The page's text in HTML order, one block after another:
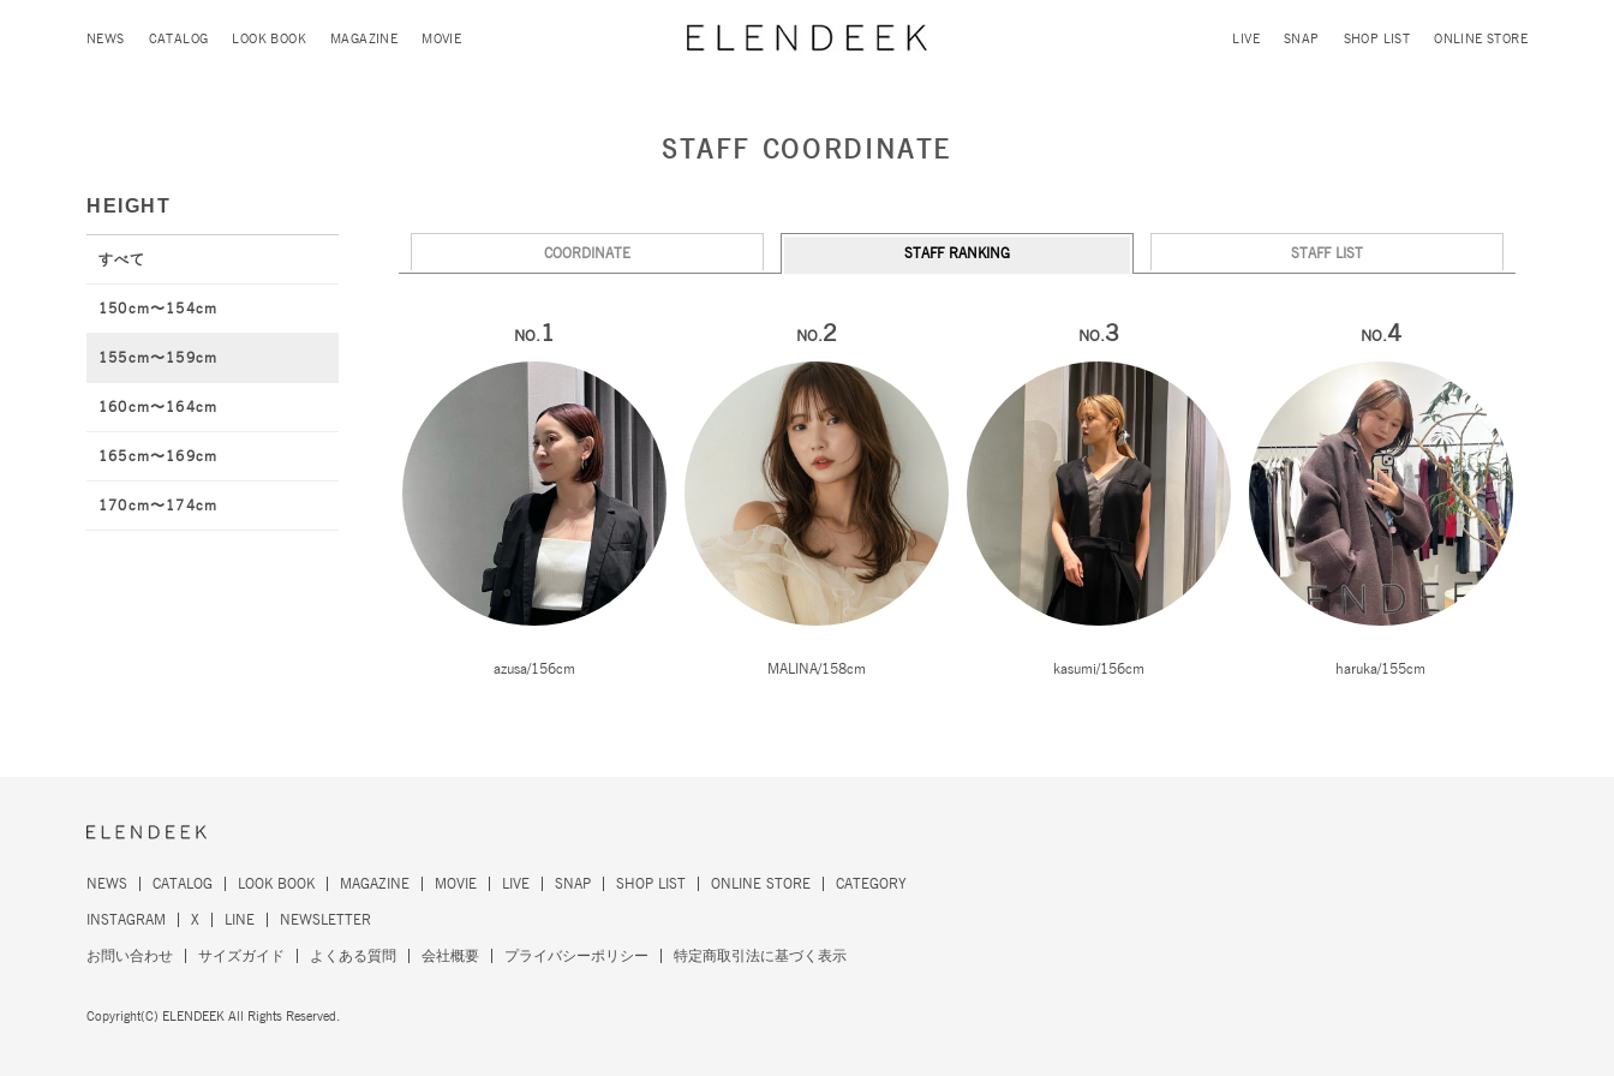
NEWS CATALOG LOOK BOOK MAGAZINE MOVIE LIVE SNAP SHOP LIST ONLINE STORE
STAFF COORDINATE
COORDINATE STAFF RANKING STAFF LIST
NO. 1
azusa/156cm
NO.2
MALINA/158cm
NO.3
kasumi/156cm
NO.4
haruka/155cm
HEIGHT
すべて
150cm〜154cm
155cm〜159cm
160cm〜164cm
165cm〜169cm
170cm〜174cm
NEWS CATALOG LOOK BOOK MAGAZINE MOVIE LIVE SNAP SHOP LIST ONLINE STORE CATEGORY
INSTAGRAM X LINE NEWSLETTER
お問い合わせ サイズガイド よくある質問 会社概要 プライバシーポリシー 特定商取引法に基づく表示
Copyright(C) ELENDEEK All Rights Reserved.